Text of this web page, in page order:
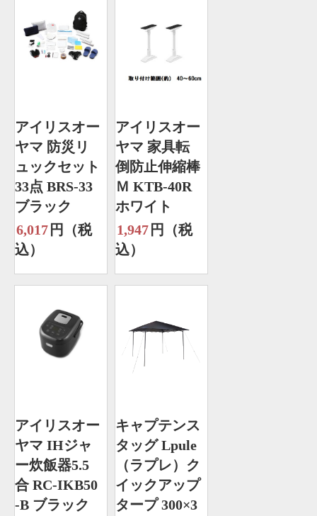
アイリスオー
ヤマ 防災リ
ュックセット
33点 BRS-33
ブラック
6,017 円（税
込）
アイリスオー
ヤマ 家具転
倒防止伸縮棒
Ｍ KTB-40R
ホワイト
1,947 円（税
込）
アイリスオー
ヤマ IHジャ
ー炊飯器5.5
合 RC-IKB50
-B ブラック
キャプテンス
タッグ Lpule
（ラプレ）ク
イックアップ
タープ 300×3